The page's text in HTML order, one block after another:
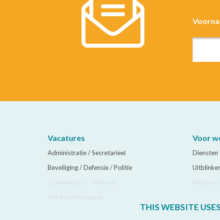
THIS WEBSITE
Vacatures
Administratie / Secretarieel
Beveiliging / Defensie / Politie
Voor
Diensten